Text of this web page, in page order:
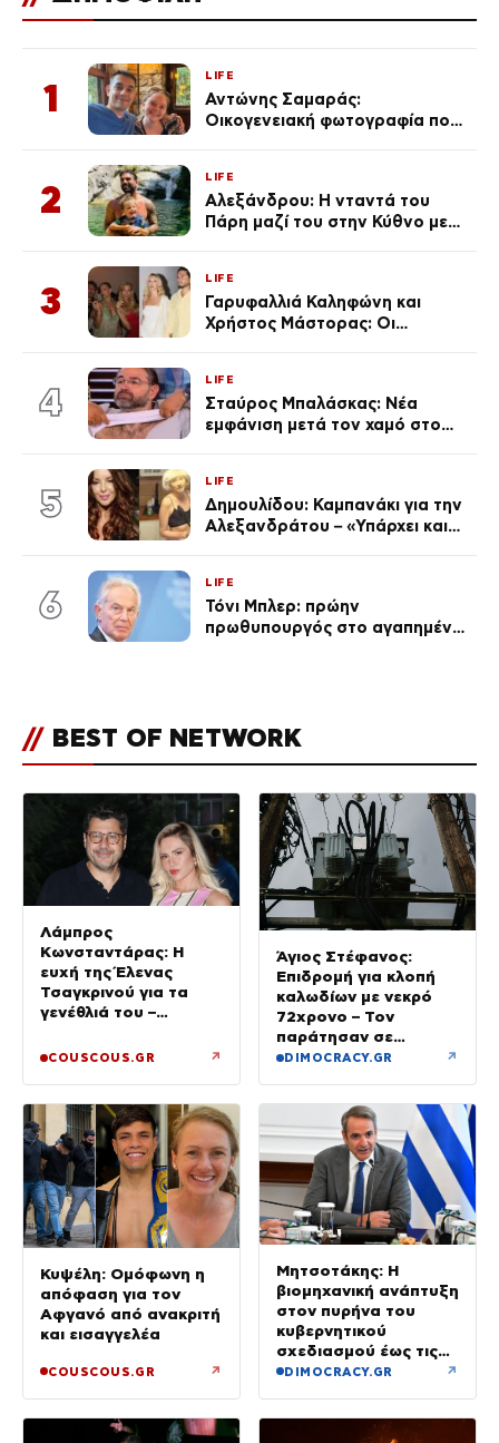
1
LIFE
Αντώνης Σαμαράς:
Οικογενειακή φωτογραφία που
Λένας
2
LIFE
Αλεξάνδρου: Η νταντά του
Πάρη μαζί του στην Κύθνο με
3
LIFE
Γαρυφαλλιά Καληφώνη και
Χρήστος Μάστορας: Οι
απαρατήρητη
4
LIFE
Σταύρος Μπαλάσκας: Νέα
εμφάνιση μετά τον χαμό στο
5
LIFE
Δημουλίδου: Καμπανάκι για την
Αλεξανδράτου – «Υπάρχει και
6
LIFE
Τόνι Μπλερ: πρώην
πρωθυπουργός στο αγαπημένο
// BEST OF NETWORK
Λάμπρος
Κωνσταντάρας: Η
ευχή της Έλενας
Τσαγκρινού για τα
γενέθλιά του –
COUSCOUS.GR ↗
Άγιος Στέφανος:
Επιδρομή για κλοπή
καλωδίων με νεκρό
72χρονο – Τον
παράτησαν σε
αυτοκίνητο οι δύο
DIMOCRACY.GR ↗
Κυψέλη: Ομόφωνη η
απόφαση για τον
Αφγανό από ανακριτή
και εισαγγελέα
COUSCOUS.GR ↗
Μητσοτάκης: Η
βιομηχανική ανάπτυξη
στον πυρήνα του
κυβερνητικού
σχεδιασμού έως τις
εκλογές του 2027
DIMOCRACY.GR ↗